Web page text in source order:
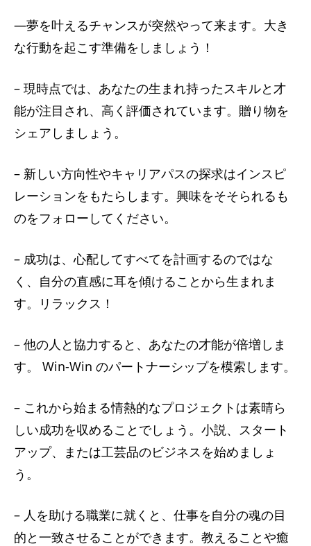
―夢を叶えるチャンスが突然やって来ます。大き
な行動を起こす準備をしましょう！
– 現時点では、あなたの生まれ持ったスキルと才
能が注目され、高く評価されています。贈り物を
シェアしましょう。
– 新しい方向性やキャリアパスの探求はインスピ
レーションをもたらします。興味をそそられるも
のをフォローしてください。
– 成功は、心配してすべてを計画するのではな
く、自分の直感に耳を傾けることから生まれま
す。リラックス！
– 他の人と協力すると、あなたの才能が倍増しま
す。 Win-Win のパートナーシップを模索します。
– これから始まる情熱的なプロジェクトは素晴ら
しい成功を収めることでしょう。小説、スタート
アップ、または工芸品のビジネスを始めましょ
う。
– 人を助ける職業に就くと、仕事を自分の魂の目
的と一致させることができます。教えることや癒